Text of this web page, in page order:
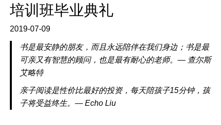
培训班毕业典礼
2019-07-09
书是最安静的朋友，而且永远陪伴在我们身边；书是最
可亲又有智慧的顾问，也是最有耐心的老师。— 查尔斯
艾略特
亲子阅读是性价比最好的投资，每天陪孩子15分钟，孩
子将受益终生。— Echo Liu